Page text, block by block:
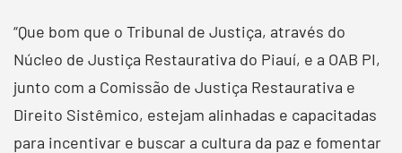
“Que bom que o Tribunal de Justiça, através do
Núcleo de Justiça Restaurativa do Piauí, e a OAB PI,
junto com a Comissão de Justiça Restaurativa e
Direito Sistêmico, estejam alinhadas e capacitadas
para incentivar e buscar a cultura da paz e fomentar